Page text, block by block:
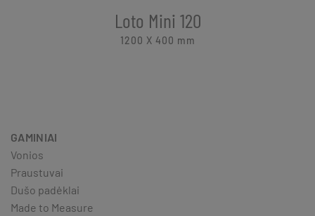
Loto Mini 120
1200 X 400 mm
GAMINIAI
Vonios
Praustuvai
Dušo padėklai
Made to Measure